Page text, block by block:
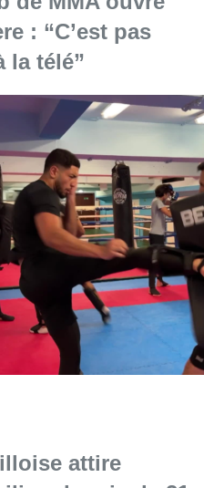
"Un nouveau club de
attire
danois de 21
les U23